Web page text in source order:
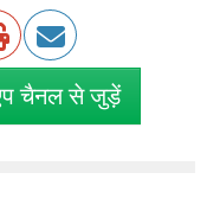
चैनल से जुड़ें